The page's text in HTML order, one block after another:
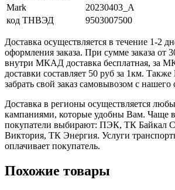
Mark
20230403_A
код ТНВЭД
9503007500
Доставка осуществляется в течение 1-2
оформления заказа. При сумме заказа от
внутри МКАД доставка бесплатная, за
доставки составляет 50 руб за 1км.
забрать свой заказ самовывозом с нашего
Доставка в регионы осуществляется
кампаниями, которые удобны Вам. Чаще
покупатели выбирают: ПЭК, ТК Байкал
Виктория, ТК Энергия. Услуги
оплачивает покупатель.
Похожие товары